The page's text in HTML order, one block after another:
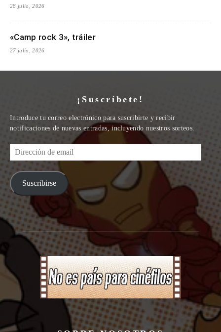
28 julio, 2026
«Camp rock 3», tráiler
27 julio, 2026
¡Suscríbete!
Introduce tu correo electrónico para suscribirte y recibir
notificaciones de nuevas entradas, incluyendo nuestros sorteos.
Dirección
de
email
Suscribirse